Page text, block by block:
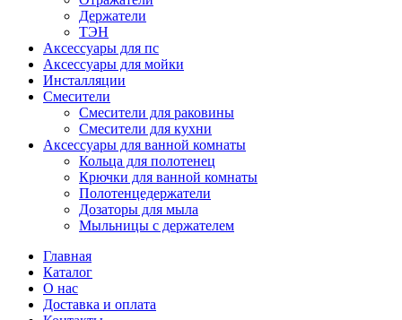
Держатели
ТЭН
Аксессуары для пс
Аксессуары для мойки
Инсталляции
Смесители
Смесители для раковины
Смесители для кухни
Аксессуары для ванной комнаты
Кольца для полотенец
Крючки для ванной комнаты
Полотенцедержатели
Дозаторы для мыла
Мыльницы с держателем
Главная
Каталог
О нас
Доставка и оплата